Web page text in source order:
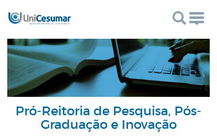
Pró-Reitoria de Pesquisa, Pós-
Graduação e Inovação